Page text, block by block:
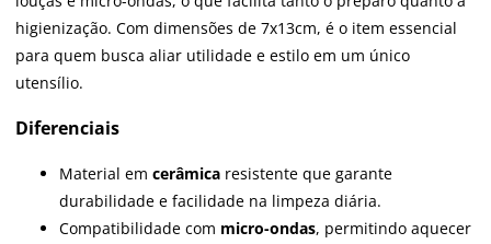
higienização. Com dimensões de 7x13cm, é o item essencial
para quem busca aliar utilidade e estilo em um único
utensílio.
Diferenciais
Material em cerâmica resistente que garante
durabilidade e facilidade na limpeza diária.
Compatibilidade com micro-ondas, permitindo aquecer